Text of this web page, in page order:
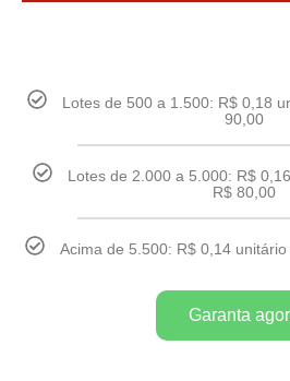
Lotes de 500 a 1.500: R$ 0,18
90,00
Lotes de 2.000 a 5.000: R$
R$ 80,00
Acima de 5.500: R$ 0,14
Garanta